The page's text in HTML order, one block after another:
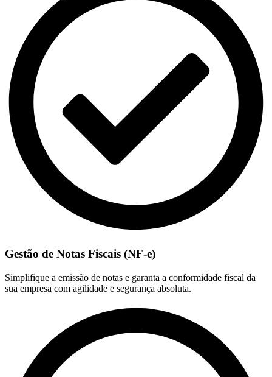
Gestão de Notas Fiscais (NF-e)
Simplifique a emissão de notas e garanta a conformidade fiscal da
sua empresa com agilidade e segurança absoluta.